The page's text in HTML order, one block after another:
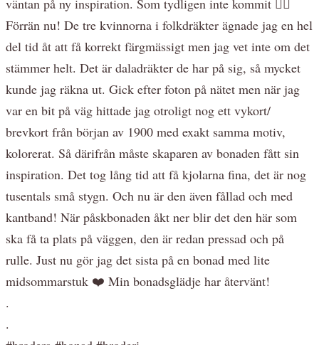
väntan på ny inspiration. Som tydligen inte kommit 🤷‍♀️
Förrän nu! De tre kvinnorna i folkdräkter ägnade jag en hel
del tid åt att få korrekt färgmässigt men jag vet inte om det
stämmer helt. Det är daladräkter de har på sig, så mycket
kunde jag räkna ut. Gick efter foton på nätet men när jag
var en bit på väg hittade jag otroligt nog ett vykort/
brevkort från början av 1900 med exakt samma motiv,
kolorerat. Så därifrån måste skaparen av bonaden fått sin
inspiration. Det tog lång tid att få kjolarna fina, det är nog
tusentals små stygn. Och nu är den även fållad och med
kantband! När påskbonaden åkt ner blir det den här som
ska få ta plats på väggen, den är redan pressad och på
rulle. Just nu gör jag det sista på en bonad med lite
midsommarstuk ❤️ Min bonadsglädje har återvänt!
.
.